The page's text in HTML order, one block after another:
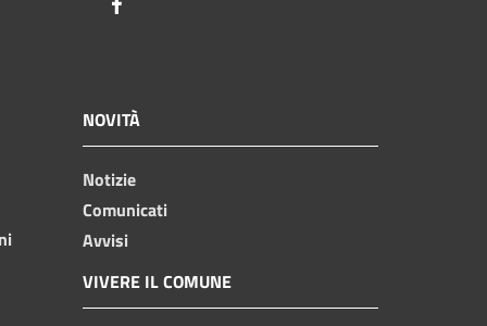
NOVITÀ
Notizie
Comunicati
Avvisi
VIVERE IL COMUNE